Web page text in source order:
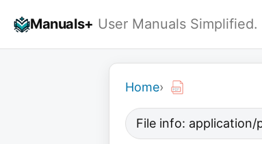
Manuals+ User Manuals Simplified.
Home›
File info: application/